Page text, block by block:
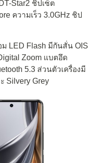
Star2 ชิปเซ็ต
ความเร็ว 3.0GHz ชิป
ม LED Flash มีกันสั่น OIS
Zoom แบตอึด
5.3 ส่วนตัวเครื่องมี
Silvery Grey